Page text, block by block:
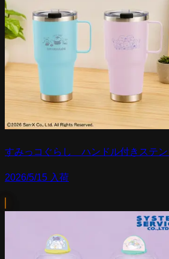
すみっコぐらし ハンドル付きステン
2026/5/15 入荷